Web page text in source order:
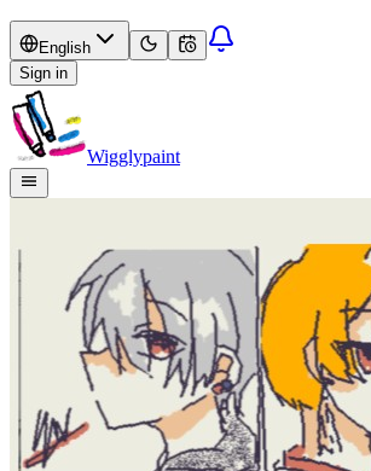
English
Sign in
Wigglypaint